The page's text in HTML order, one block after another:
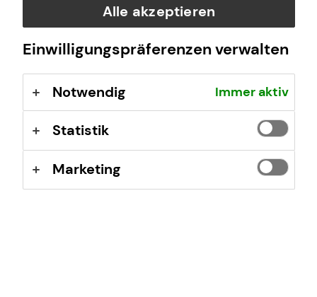
Alle akzeptieren
Einwilligungspräferenzen verwalten
Notwendig Immer aktiv
Statistik
Marketing